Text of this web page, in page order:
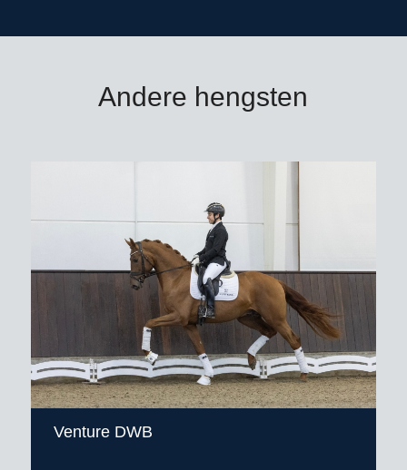
bezichtigingshengst Mesmerize Me.
van de Oldenburger dekhengst
Sandrohall en halfzus van de
Bestseller Royal (v. Bellisimo). In de
Dynamic Suprème terug op de
wereldberoemde eeuwhengst
Donnerhall. Verder bracht deze
moederlijn naast vele internationale
sportpaarden ook vele goedgekeurde
hengsten, waaronder de KWPN-
hengst Zidane, Ronald, Capriool,
Carisma, Lagos, Lagato en vele
anderen.
Dynamic Suprème: de waardevolle
Andere hengsten
Venture DWB